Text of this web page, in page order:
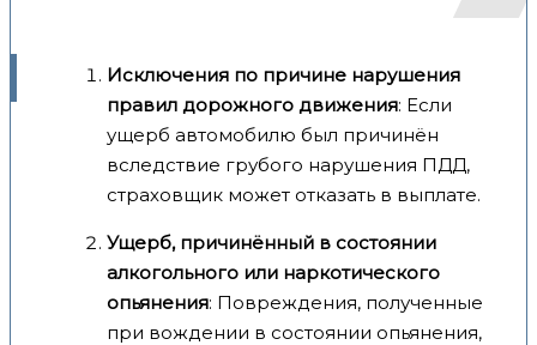
Исключения по причине нарушения
правил дорожного движения: Если
ущерб автомобилю был причинён
вследствие грубого нарушения ПДД,
страховщик может отказать в выплате.
Ущерб, причинённый в состоянии
алкогольного или наркотического
опьянения: Повреждения, полученные
при вождении в состоянии опьянения,